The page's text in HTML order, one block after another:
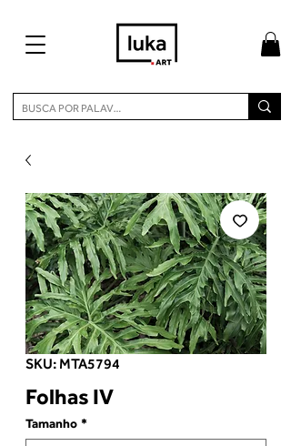
SKU: MTA5794
Folhas IV
Tamanho *